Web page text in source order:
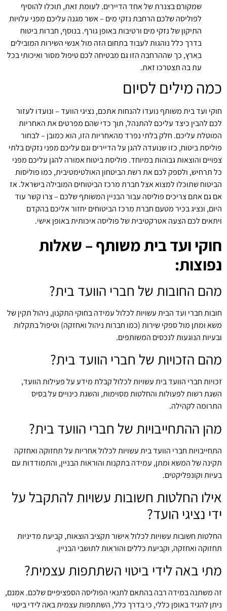
שמקורם בצנרת של אחד הדיירים. לעומת זאת, תוכלו להוסיף
לפוליסה שלכם הרחבת נזקי מים – אשר מגנה עליכם מפני עלויות
התיקון של נזקי מים ורטיבות באופן גורף. בנוסף, חברות ביטוח
בדרך כלל נוהגות לעבוד בתחום הזה מול אנשי השירות המובילים
בארץ, כך שההרחבה הזו גם מבטיחה לכם טיפול מסור ואיכותי בכל
עת בה תצטרכו זאת.
כמה מילים לסיום
חוקי ועד בית משותף נועדו להנחות אתכם, נציגי הוועד – ונועדו לעזור
לכם להבין כיצד עליכם להתנהל, תוך כדי שהם מפרטים את האחריות
המוטלת עליכם. חלק בלתי נפרד מהאחריות הזו, הוא כמובן – לבחור
פוליסת ביטוח, כזו שנועדה להגן על הדיירים וגם עליכם מפני נזקים בלתי
צפויים והוצאות גבוהות במיוחד. פוליסת ביטוח אמורה להגן עליכם מפני
כל תרחיש, ולספק לכם את רשת הביטחון האולטימטיבית, כמו פוליסות
הביטוח שתוכלו למצוא אצל חברת מרכז הביטוחים המובילה בישראל. אז
אם גם אתם צריכים פוליסה עבור הבניין המשותף שלכם – צרו קשר עוד
היום, ונציג בכיר מטעם חברת מרכז הביטוחים יחזור אליכם בהקדם
ויתאים לכם הצעה אטרקטיבית של פוליסה איכותית באופן אישי.
חוקי ועד בית משותף – שאלות
נפוצות:
מהם החובות של חברי הוועד בית?
חובות חברי ועד הבית עשויות לכלול עמידה בחוקי התקנון, ניהול תקין של
משא ומתן מול ספקי שירות (כמו חברות ניהול ואחזקה) וטיפול בתקלות
ובעיות הנוגעות לנכסים המשותפים.
מהם הזכויות של חברי הוועד בית?
זכויות חברי הוועד בית עשויות לכלול קבלת מידע על פעילות הוועד,
השגת רשות לפעולות והחלטות מסוימות, והשגת כינויים על בסיס
התרומה לקהילה.
מהן ההתחייבויות של חברי הוועד בית?
התחייבויות חברי הוועד בית עשויות לכלול אחריות על תחזוקה ואחזקה
תקינה של המשא ומתן, עמידה בתקנות והוראות הבניין, והתמודדות עם
בעיות וקונפליקטים.
אילו החלטות חשובות עשויות להתקבל על
ידי נציגי הועד?
החלטות חשובות עשויות לכלול אישור תקציב הוצאות, קביעת מדיניות
תחזוקה ואחזקה, וקביעת כללים והוראות לתושבי הבניין.
מתי באה לידי ביטוי השתתפות עצמית?
זה משתנה במידה רבה בהתאם לתנאי הפוליסה הספציפיים שלכם. אמנם,
ניתן להגיד באופן כללי, כי בדרך כלל, השתתפות עצמית באה לידי ביטוי